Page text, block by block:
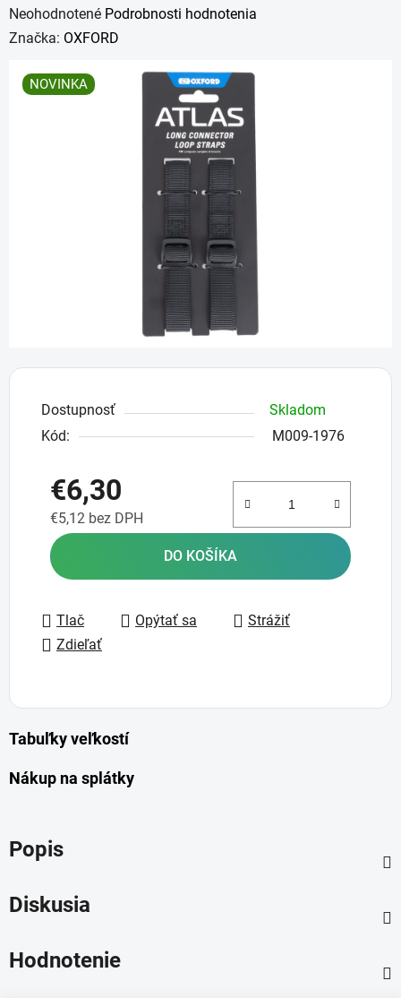
Dostupnosť
Skladom
Kód:
M009-1976
€6,30
€5,12 bez DPH
Jednotková cena:
DO KOŠÍKA
Tlač Opýtať sa
Strážiť
Zdieľať
Priemerné
hodnotenie
Neohodnotené Podrobnosti hodnotenia
Značka: OXFORD
NOVINKA
Tabuľky veľkostí
Nákup na splátky
Popis
Diskusia
Hodnotenie